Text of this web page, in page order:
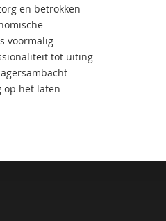
en betrokken
voormalig
tot uiting
op het laten